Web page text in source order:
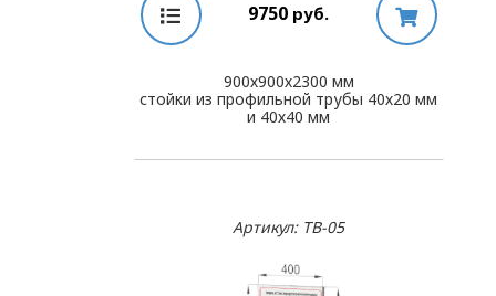
9750 руб.
900х900х2300 мм
стойки из профильной трубы 40х20 мм
и 40х40 мм
Артикул: TB-05